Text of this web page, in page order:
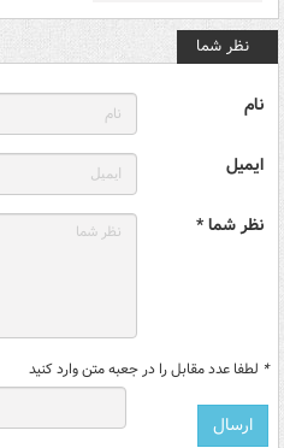
نظر شما
نام
ایمیل
نظر شما *
* لطفا عدد مقابل را در جعبه متن وارد کنید